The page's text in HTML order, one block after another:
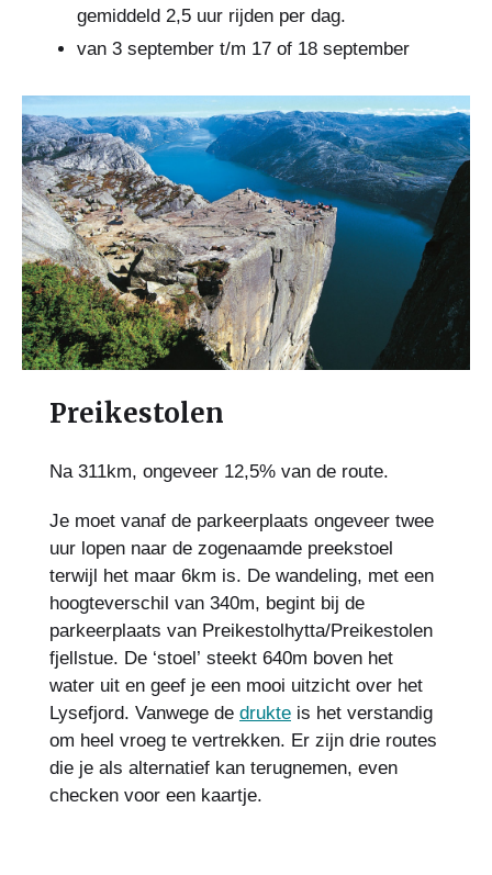
gemiddeld 2,5 uur rijden per dag.
van 3 september t/m 17 of 18 september
Preikestolen
Na 311km, ongeveer 12,5% van de route.
Je moet vanaf de parkeerplaats ongeveer twee
uur lopen naar de zogenaamde preekstoel
terwijl het maar 6km is. De wandeling, met een
hoogteverschil van 340m, begint bij de
parkeerplaats van Preikestolhytta/Preikestolen
fjellstue. De ‘stoel’ steekt 640m boven het
water uit en geef je een mooi uitzicht over het
Lysefjord. Vanwege de drukte is het verstandig
om heel vroeg te vertrekken. Er zijn drie routes
die je als alternatief kan terugnemen, even
checken voor een kaartje.